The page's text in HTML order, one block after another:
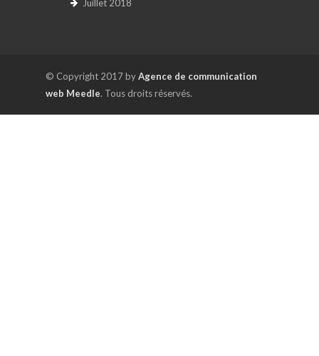
Juillet 2018
© Copyright 2017 byAgence de communication
web Meedle. Tous droits réservés.